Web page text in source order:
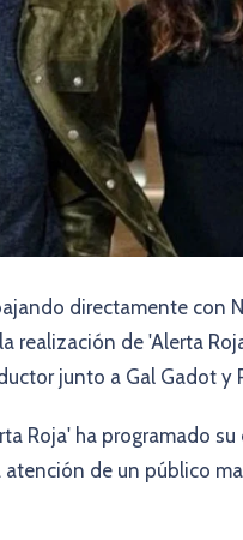
directamente con
realización de 'Alerta
junto a Gal Gadot y
Roja' ha programado
de un público